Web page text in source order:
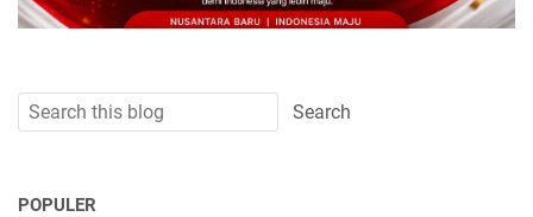
POPULER